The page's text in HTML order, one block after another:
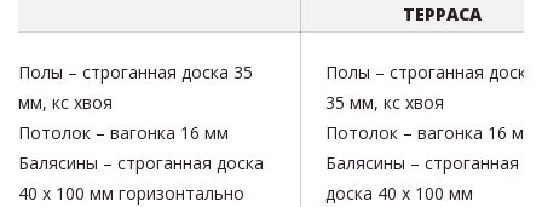
ТЕРРАСА
Полы – строганная доска 35
мм, кс хвоя
Потолок – вагонка 16 мм
Балясины – строганная доска
40 х 100 мм горизонтально
Полы – строганная доска
35 мм, кс хвоя
Потолок – вагонка 16 мм
Балясины – строганная
доска 40 х 100 мм